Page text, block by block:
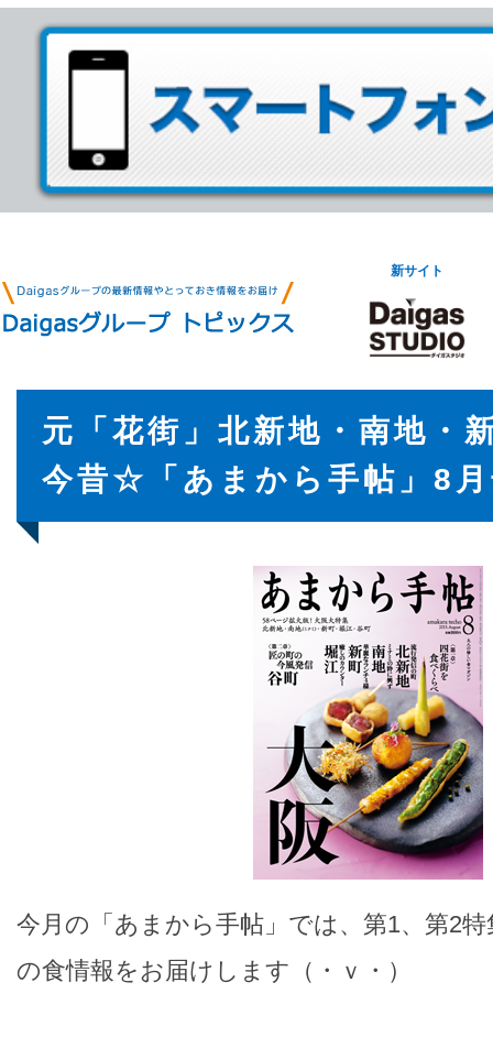
新サイト
元「花街」北新地・南地・
今昔☆「あまから手帖」8
今月の「あまから手帖」では、第1、第2
の食情報をお届けします（・ｖ・）